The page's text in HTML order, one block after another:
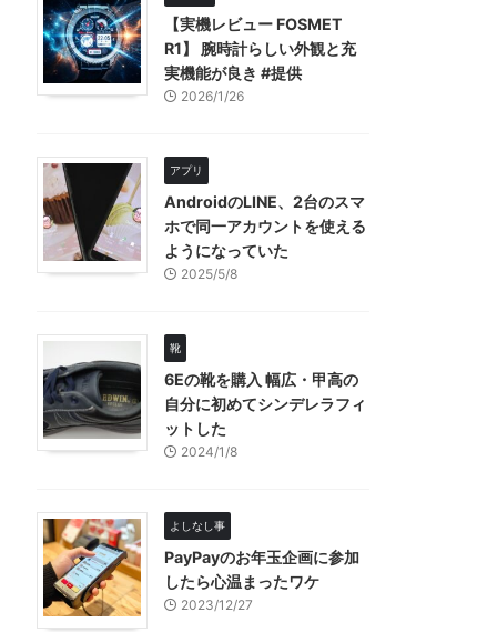
【実機レビュー FOSMET
R1】 腕時計らしい外観と充
実機能が良き #提供
2026/1/26
アプリ
AndroidのLINE、2台のスマ
ホで同一アカウントを使える
ようになっていた
2025/5/8
靴
6Eの靴を購入 幅広・甲高の
自分に初めてシンデレラフィ
ットした
2024/1/8
よしなし事
PayPayのお年玉企画に参加
したら心温まったワケ
2023/12/27